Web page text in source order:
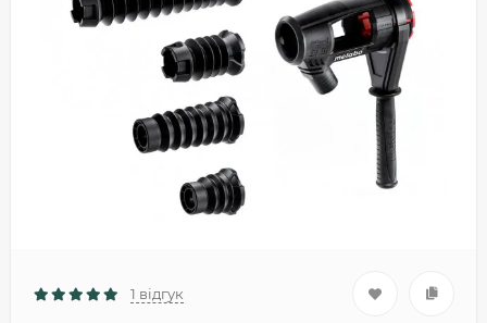
1 відгук